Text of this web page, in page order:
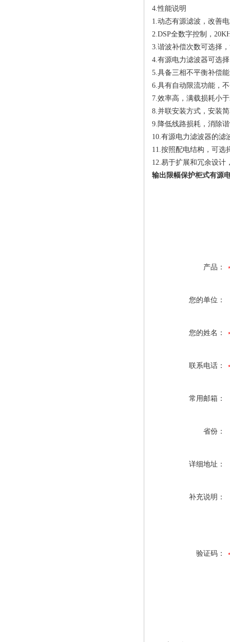
4.性能说明
1.动态有源滤波，改善
2.DSP全数字控制，
3.谐波补偿次数可选择
4.有源电力滤波器可选
5.具备三相不平衡补偿
6.具有自动限流功能，
7.效率高，满载损耗小
8.并联安装方式，安装
9.降低线路损耗，消除
10.有源电力滤波器的滤
11.按照配电结构，可选
12.易于扩展和冗余设计
输出限幅保护柜式有源
产品：
您的单位：
您的姓名：
联系电话：
常用邮箱：
省份：
详细地址：
补充说明：
验证码：